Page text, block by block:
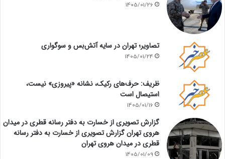
1405/01/26
تصاویر؛ تهران در سایه آتش‌بس و سوگواری
1405/01/24
ظریف: حرف‌های رکیک، نشانه «پیروزی» نیست،
استیصال است
1405/01/16
گزارش تصویری از خسارت به دفتر رسانه قطری در میدان
هروی تهران گزارش تصویری از خسارت به دفتر رسانه
قطری در میدان هروی تهران
1405/01/09